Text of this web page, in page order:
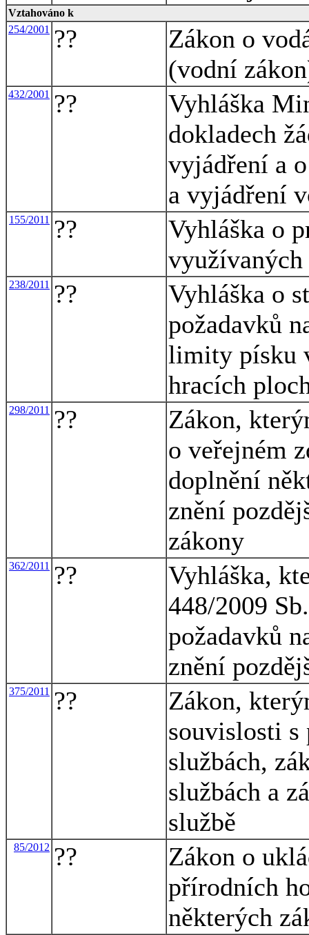
Vztahováno k
254/2001
??
Zákon o
(vodní
432/2001 ??
Vyhláška
dokladech
vyjádření a
a vyjádření
155/2011 ??
Vyhláška o
238/2011 ??
Vyhláška o
požadavků
limity písku
hracích
298/2011 ??
Zákon,
o veřejném
doplnění
znění
zákony
362/2011 ??
Vyhláška,
448/2009
požadavků
znění
375/2011 ??
Zákon,
souvislosti
službách,
službách a
službě
85/2012 ??
Zákon o
přírodních
některých